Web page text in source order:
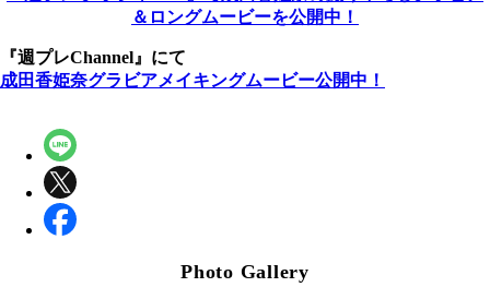
＆ロングムービーを公開中！
『週プレChannel』にて
成田香姫奈グラビアメイキングムービー公開中！
Photo Gallery